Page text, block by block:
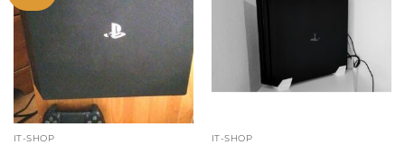
IT-SHOP IT-SHOP